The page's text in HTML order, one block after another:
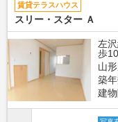
賃貸テラスハウス
スリー・スター Ａ
左
歩
山
築
建